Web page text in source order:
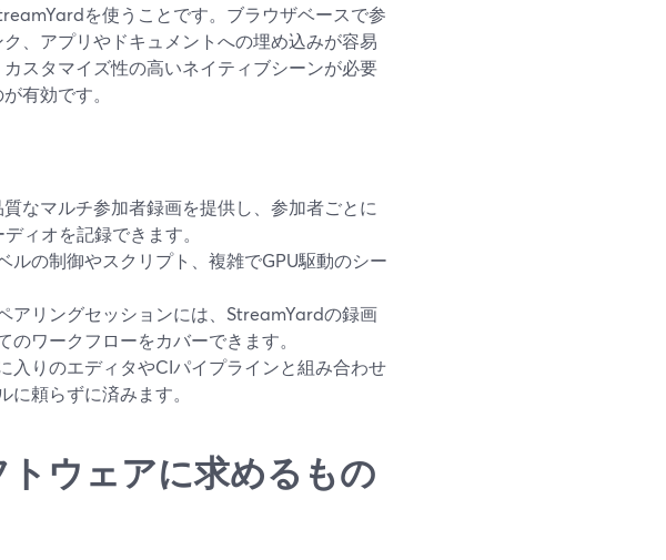
を使うことです。ブラウザベースで参
、アプリやドキュメントへの埋め込みが容易
スタマイズ性の高いネイティブシーンが必要
有効です。
なマルチ参加者録画を提供し、参加者ごとに
ィオを記録できます。
ルの制御やスクリプト、複雑でGPU駆動のシー
アリングセッションには、StreamYardの録画
ワークフローをカバーできます。
りのエディタやCIパイプラインと組み合わせ
頼らずに済みます。
ウェアに求めるもの